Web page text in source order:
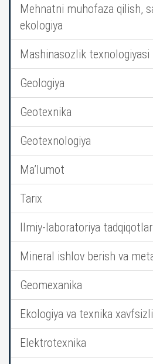
Mehnatni muhofaza qilish,
ekologiya
Mashinasozlik texnologiyasi
Geologiya
Geotexnika
Geotexnologiya
Ma’lumot
Tarix
Ilmiy-laboratoriya
Mineral ishlov berish va
Geomexanika
Ekologiya va texnika
Elektrotexnika